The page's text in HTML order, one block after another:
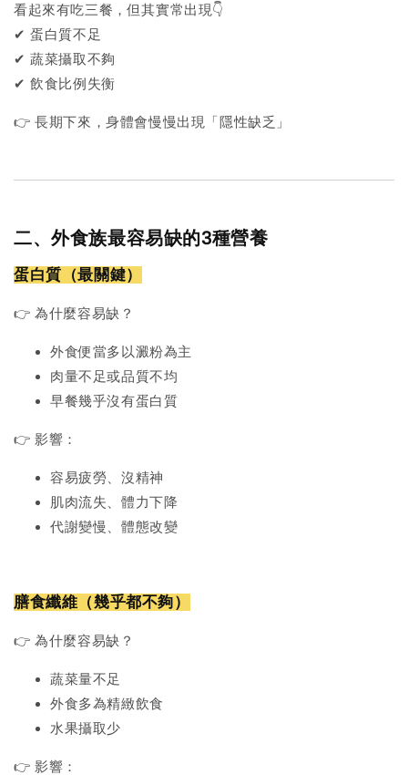
看起來有吃三餐，但其實常出現👇
✔ 蛋白質不足
✔ 蔬菜攝取不夠
✔ 飲食比例失衡
👉 長期下來，身體會慢慢出現「隱性缺乏」
二、外食族最容易缺的3種營養
蛋白質（最關鍵）
👉 為什麼容易缺？
外食便當多以澱粉為主
肉量不足或品質不均
早餐幾乎沒有蛋白質
👉 影響：
容易疲勞、沒精神
肌肉流失、體力下降
代謝變慢、體態改變
膳食纖維（幾乎都不夠）
👉 為什麼容易缺？
蔬菜量不足
外食多為精緻飲食
水果攝取少
👉 影響：